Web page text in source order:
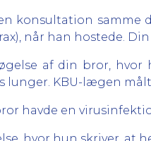
konsultation samme
når han hostede.
af din bror,
lunger. KBU-lægen
havde en